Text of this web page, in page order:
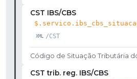
CST IBS/CBS
/CST
Código de Situação Tributária
CST trib. reg. IBS/CBS